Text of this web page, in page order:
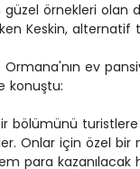
örnekleri olan
Keskin, alternatif
ev
konuştu:
bölümünü
Onlar için özel bir
para kazanılacak